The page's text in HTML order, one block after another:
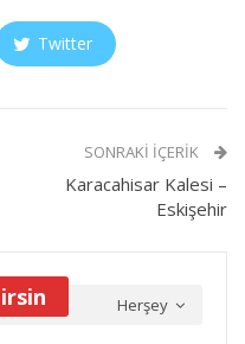
Twitter
SONRAKI İÇERIK
Karacahisar Kalesi –
Eskişehir
Herşey